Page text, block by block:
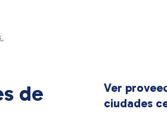
de
Ver
ciudades